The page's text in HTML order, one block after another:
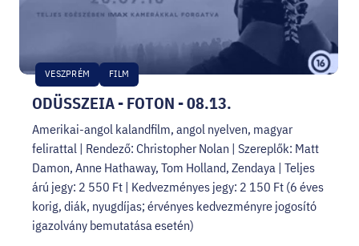
ODÜSSZEIA - FOTON - 08.13.
VESZPRÉM FILM
Amerikai-angol kalandfilm, angol nyelven, magyar
felirattal | Rendező: Christopher Nolan | Szereplők: Matt
Damon, Anne Hathaway, Tom Holland, Zendaya | Teljes
árú jegy: 2 550 Ft | Kedvezményes jegy: 2 150 Ft (6 éves
korig, diák, nyugdíjas; érvényes kedvezményre jogosító
igazolvány bemutatása esetén)